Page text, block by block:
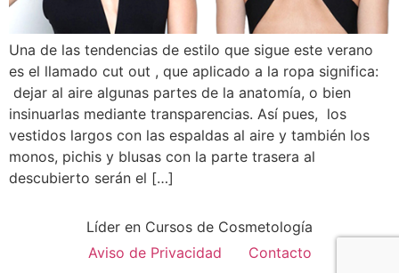
Una de las tendencias de estilo que sigue este verano
es el llamado cut out , que aplicado a la ropa significa:
dejar al aire algunas partes de la anatomía, o bien
insinuarlas mediante transparencias. Así pues, los
vestidos largos con las espaldas al aire y también los
monos, pichis y blusas con la parte trasera al
descubierto serán el […]
Líder en Cursos de Cosmetología
Aviso de Privacidad
Contacto